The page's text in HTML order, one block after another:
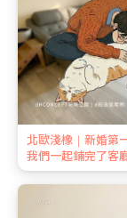
北歐淺橡｜新婚第
我們一起鋪完了客